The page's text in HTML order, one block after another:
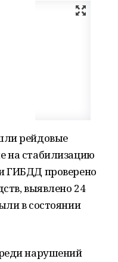
рейдовые
на стабилизацию
ГИБДД проверено
выявлено 24
в состоянии
нарушений